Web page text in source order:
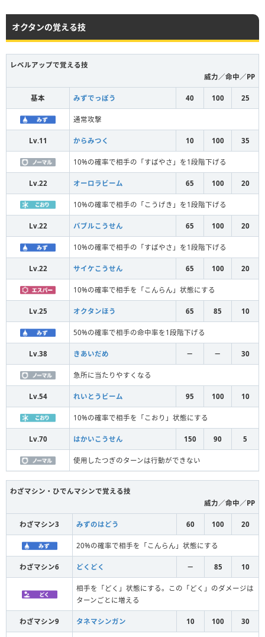
オクタンの覚える技
レベルアップで覚える技
威力／命中／PP
基本 みずでっぽう 40 100 25
通常攻撃
Lv.11 からみつく 10 100 35
10%の確率で相手の「すばやさ」を1段階下げる
Lv.22 オーロラビーム 65 100 20
10%の確率で相手の「こうげき」を1段階下げる
Lv.22 バブルこうせん 65 100 20
10%の確率で相手の「すばやさ」を1段階下げる
Lv.22 サイケこうせん 65 100 20
10%の確率で相手を「こんらん」状態にする
Lv.25 オクタンほう 65 85 10
50%の確率で相手の命中率を1段階下げる
Lv.38 きあいだめ － － 30
急所に当たりやすくなる
Lv.54 れいとうビーム 95 100 10
10%の確率で相手を「こおり」状態にする
Lv.70 はかいこうせん 150 90 5
使用したつぎのターンは行動ができない
わざマシン・ひでんマシンで覚える技
威力／命中／PP
わざマシン3 みずのはどう 60 100 20
20%の確率で相手を「こんらん」状態にする
わざマシン6 どくどく － 85 10
相手を「どく」状態にする。この「どく」のダメージは
ターンごとに増える
わざマシン9 タネマシンガン 10 100 30